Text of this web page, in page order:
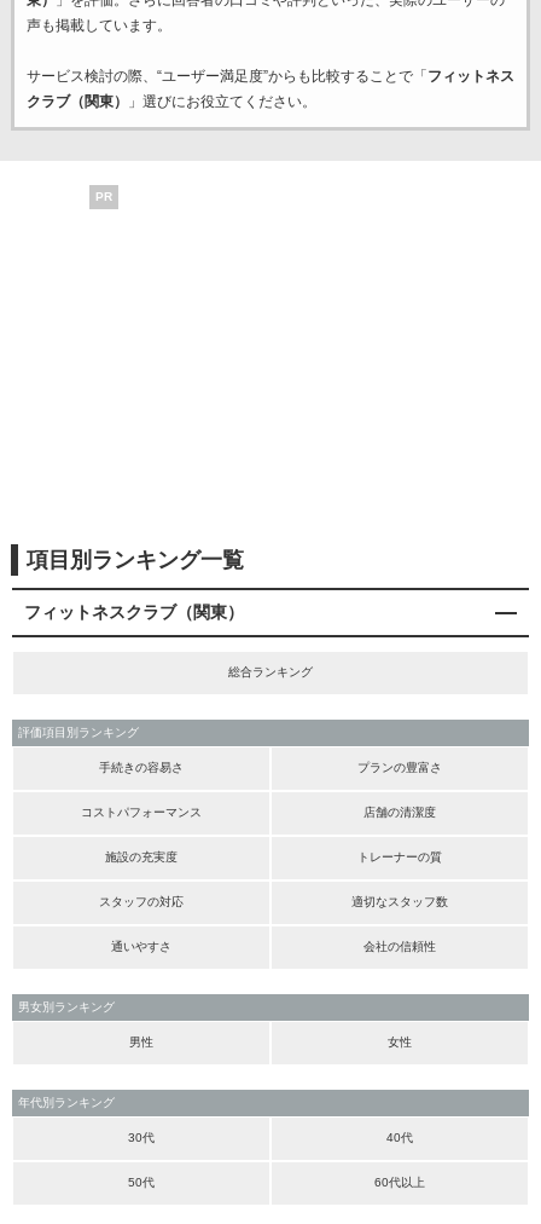
声も掲載しています。
サービス検討の際、“ユーザー満足度”からも比較することで「 フィットネス
クラブ（関東）
」選びにお役立てください。
PR
項目別ランキング一覧
フィットネスクラブ（関東）
総合ランキング
評価項目別ランキング
手続きの容易さ プランの豊富さ
コストパフォーマンス 店舗の清潔度
施設の充実度 トレーナーの質
スタッフの対応 適切なスタッフ数
通いやすさ 会社の信頼性
男女別ランキング
男性 女性
年代別ランキング
30代 40代
50代 60代以上